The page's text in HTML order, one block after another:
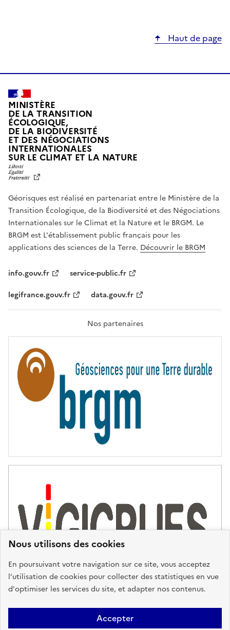
Nous utilisons des cookies
En poursuivant votre navigation sur ce site, vous acceptez
l’utilisation de cookies pour collecter des statistiques en vue
d'optimiser les services du site, et adapter nos contenus.
Accepter
Haut de page
MINISTÈRE
DE LA TRANSITION
ÉCOLOGIQUE,
DE LA BIODIVERSITÉ
ET DES NÉGOCIATIONS
INTERNATIONALES
SUR LE CLIMAT ET LA NATUREL
T
É
,
É
G
A
L
F
A
T
R
T
É
Géorisques est réalisé en partenariat entre le Ministère de la
Transition Écologique, de la Biodiversité et des Négociations
Internationales sur le Climat et la Nature et le BRGM. Le
BRGM est L'établissement public français pour les
applications des sciences de la Terre. Découvrir le BRGM
info.gouv.fr
service-public.fr
legifrance.gouv.fr
data.gouv.fr
Nos partenaires
Plan du site Accessibilité : partiellement conforme
Mentions